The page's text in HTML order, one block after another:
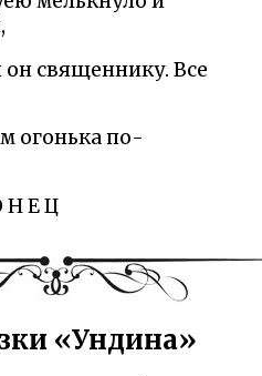
священнику. Все
огонька по-
Н Е Ц
«Ундина»